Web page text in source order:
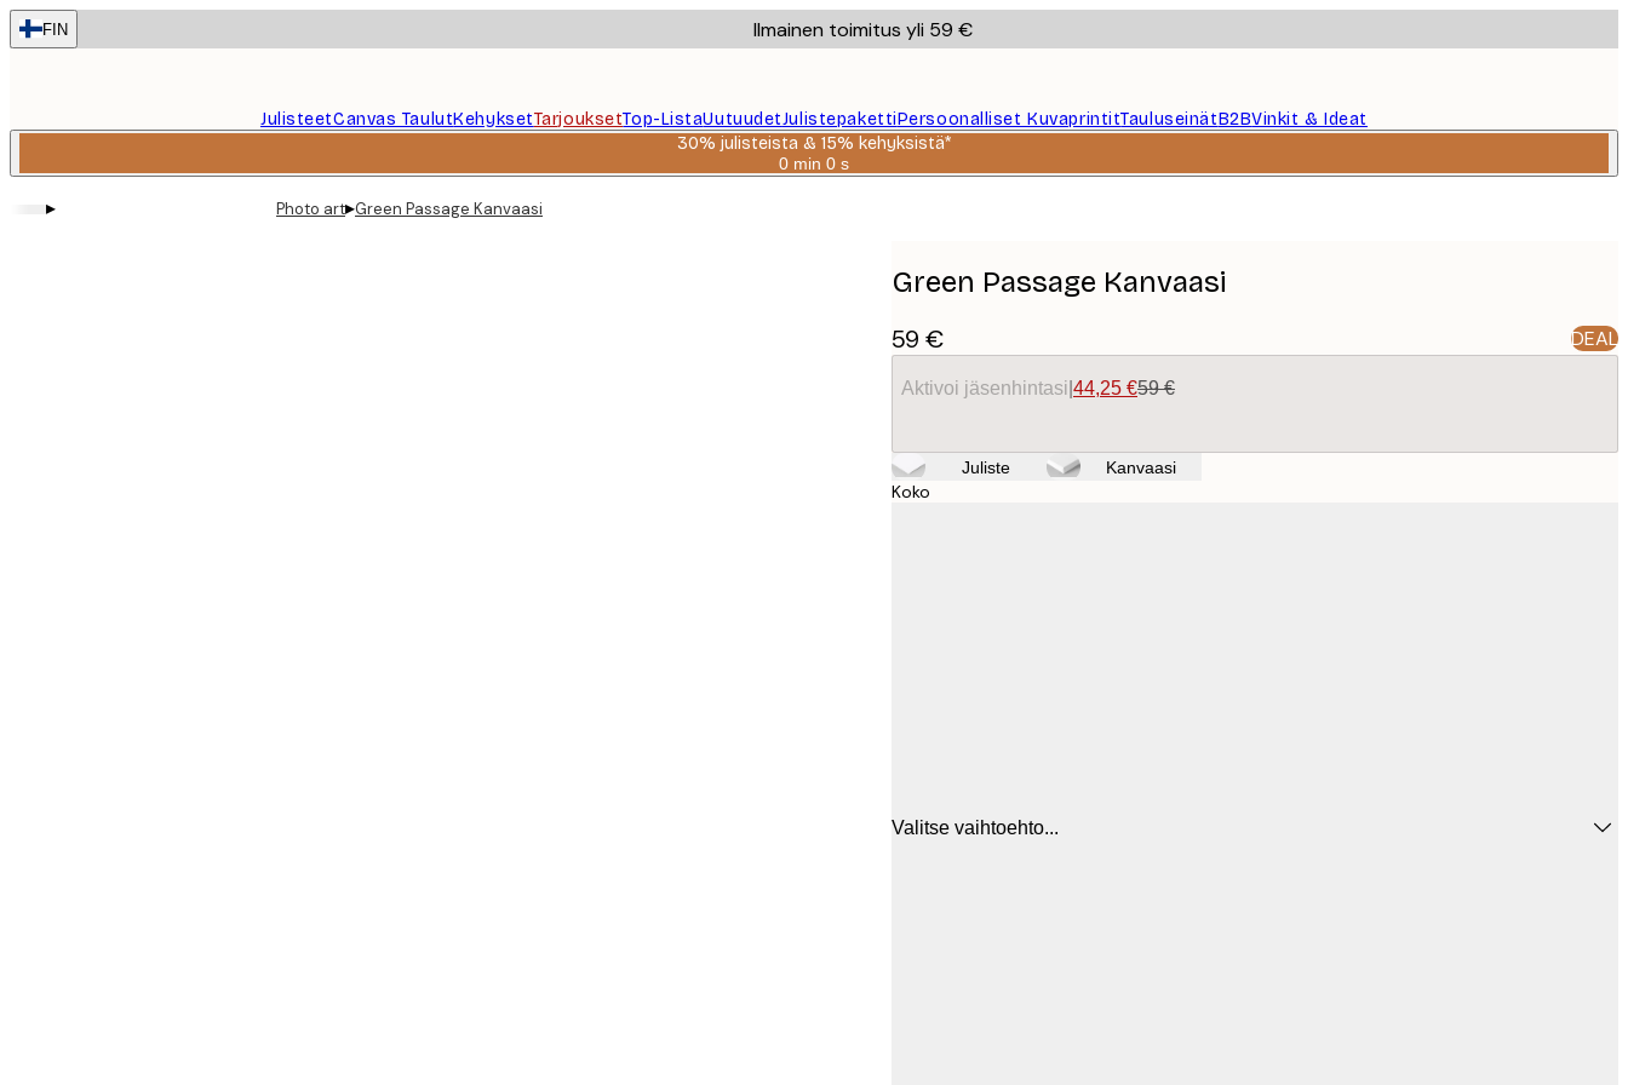
Skip
to
FIN Ilmainen toimitus yli 59 €
JulisteetCanvas TaulutKehyksetTarjouksetTop-ListaUutuudetJulistepakettiPersoonalliset KuvaprintitTauluseinätB2BVinkit & Ideat
30% julisteista & 15% kehyksistä*
0 min 0 s
Voimassa
▸ Photo art▸Green Passage Kanvaasi
Green Passage Kanvaasi
59 € DEAL
Aktivoi jäsenhintasi 44,25 €59 €
Juliste Kanvaasi
Koko
Valitse vaihtoehto...